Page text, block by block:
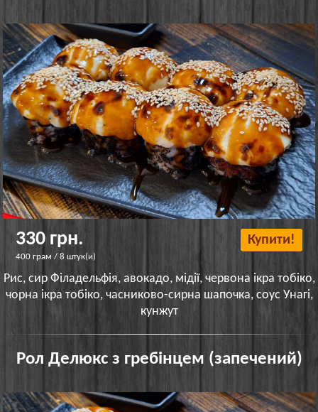
330 грн.
400 грам / 8 штук(и)
Купити!
Рис, сир Філадельфія, авокадо, мідії, червона ікра тобіко,
чорна ікра тобіко, часниково-сирна шапочка, соус Унагі,
кунжут
Рол Делюкс з гребінцем (запечений)